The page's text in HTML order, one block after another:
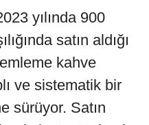
yılında 900
satın aldığı
kahve
ve sistematik bir
sürüyor. Satın